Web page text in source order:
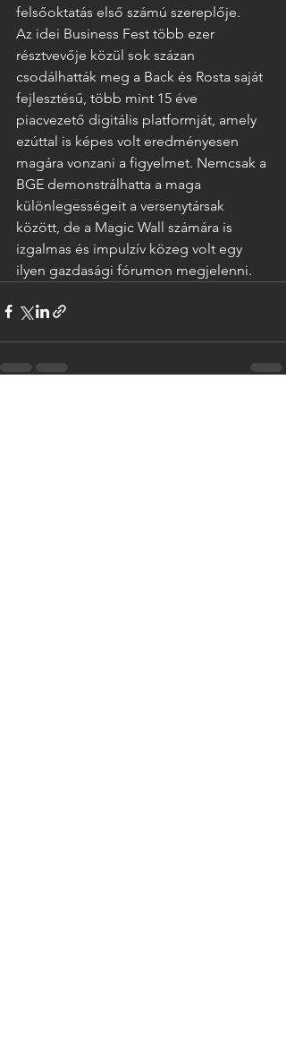
felsőoktatás első számú szereplője.
Az idei Business Fest több ezer
résztvevője közül sok százan
csodálhatták meg a Back és Rosta saját
fejlesztésű, több mint 15 éve
piacvezető digitális platformját, amely
ezúttal is képes volt eredményesen
magára vonzani a figyelmet. Nemcsak a
BGE demonstrálhatta a maga
különlegességeit a versenytársak
között, de a Magic Wall számára is
izgalmas és impulzív közeg volt egy
ilyen gazdasági fórumon megjelenni.